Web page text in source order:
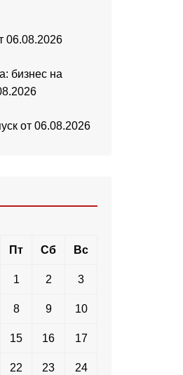
06.08.2026
бизнес на
от 06.08.2026
Пт Сб Вс
1 2 3
8 9 10
15 16 17
22 23 24